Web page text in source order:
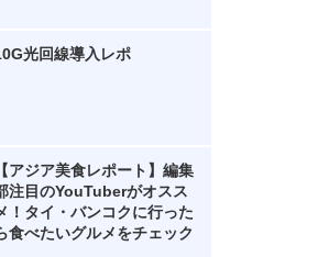
光回線導入レポ
【アジア美食レポート】編集
注目のYouTuberがオスス
！タイ・バンコクに行った
食べたいグルメをチェック